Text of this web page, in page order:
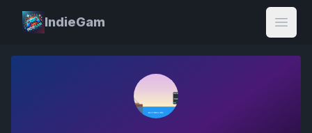
IndieGam
Open